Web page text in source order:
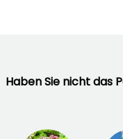
Haben Sie nicht das